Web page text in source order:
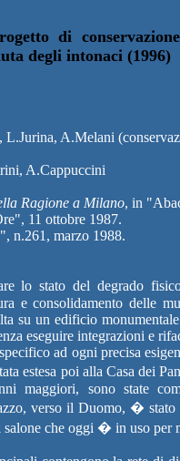
di
degli intonaci (1996)
A.Melani
A.Cappuccini
Ragione a Milano, in
11 ottobre 1987.
n.261, marzo 1988.
lo stato del degrado
e consolidamento delle
su un edificio
eseguire integrazioni e
ad ogni precisa
estesa poi alla Casa dei
maggiori, sono state
verso il Duomo, � stato
che oggi � in uso per